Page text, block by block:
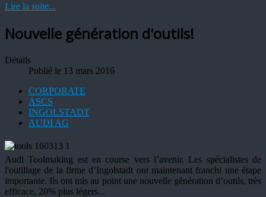
Lire la suite...
Nouvelle génération d'outils!
Détails
Publié le 13 mars 2016
CORPORATE
ASCS
INGOLSTADT
AUDI AG
Audi Toolmaking est en course vers l’avenir. Les spécialistes de
l'outillage de la firme d’Ingolstadt ont maintenant franchi une étape
importante. Ils ont mis au point une nouvelle génération d’outils, très
efficace, 20% plus légers...